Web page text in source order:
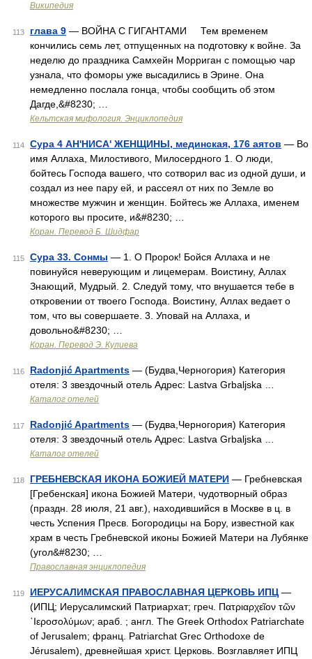
Википедия
113 глава 9 — ВОЙНА С ГИГАНТАМИ Тем временем
кончились семь лет, отпущенных на подготовку к войне. За
неделю до праздника Самхейн Морриган с помощью чар
узнала, что фоморы уже высадились в Эрине. Она
немедленно послала гонца, чтобы сообщить об этом
Дагде,&#8230; …
Кельтская мифология. Энциклопедия
114 Сура 4 АН'НИСА' ЖЕНЩИНЫ, мединская, 176 аятов — Во
имя Аллаха, Милостивого, Милосердного 1. О люди,
бойтесь Господа вашего, что сотворил вас из одной души, и
создал из нее пару ей, и рассеял от них по Земле во
множестве мужчин и женщин. Бойтесь же Аллаха, именем
которого вы просите, и&#8230; …
Коран. Перевод Б. Шидфар
115 Сура 33. Сонмы — 1. О Пророк! Бойся Аллаха и не
повинуйся неверующим и лицемерам. Воистину, Аллах
Знающий, Мудрый. 2. Следуй тому, что внушается тебе в
откровении от твоего Господа. Воистину, Аллах ведает о
том, что вы совершаете. 3. Уповай на Аллаха, и
довольно&#8230; …
Коран. Перевод Э. Кулиева
116 Radonjić Apartments — (Будва,Черногория) Категория
отеля: 3 звездочный отель Адрес: Lastva Grbaljska …
Каталог отелей
117 Radonjić Apartments — (Будва,Черногория) Категория
отеля: 3 звездочный отель Адрес: Lastva Grbaljska …
Каталог отелей
118 ГРЕБНЕВСКАЯ ИКОНА БОЖИЕЙ МАТЕРИ — Гребневская
[Гребенская] икона Божией Матери, чудотворный образ
(праздн. 28 июля, 21 авг.), находившийся в Москве в ц. в
честь Успения Пресв. Богородицы на Бору, известной как
храм в честь Гребневской иконы Божией Матери на Лубянке
(угол&#8230; …
Православная энциклопедия
119 ИЕРУСАЛИМСКАЯ ПРАВОСЛАВНАЯ ЦЕРКОВЬ ИПЦ —
(ИПЦ; Иерусалимский Патриархат; греч. Πατριαρχεῖον τῶν
῾Ιεροσολύμων; араб. ; англ. The Greek Orthodox Patriarchate
of Jerusalem; франц. Patriarchat Grec Orthodoxe de
Jérusalem), древнейшая христ. Церковь. Возглавляет ИПЦ